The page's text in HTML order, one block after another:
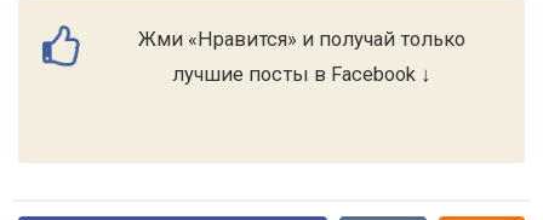
Жми «Нравится» и получай только
лучшие посты в Facebook ↓